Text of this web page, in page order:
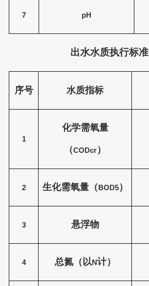
7 pH
出水水质执行标准
序号 水质指标
1
化学需氧量
（CODcr）
2 生化需氧量（BOD5）
3 悬浮物
4 总氮（以N计）